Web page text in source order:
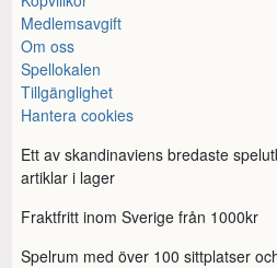
Medlemsavgift
Om oss
Spellokalen
Tillgänglighet
Hantera cookies
Ett av skandinaviens bredaste
artiklar i lager
Fraktfritt inom Sverige från 1000kr
Spelrum med över 100 sittplatser